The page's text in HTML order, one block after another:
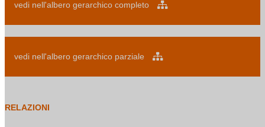
vedi nell'albero gerarchico completo
vedi nell'albero gerarchico parziale
RELAZIONI